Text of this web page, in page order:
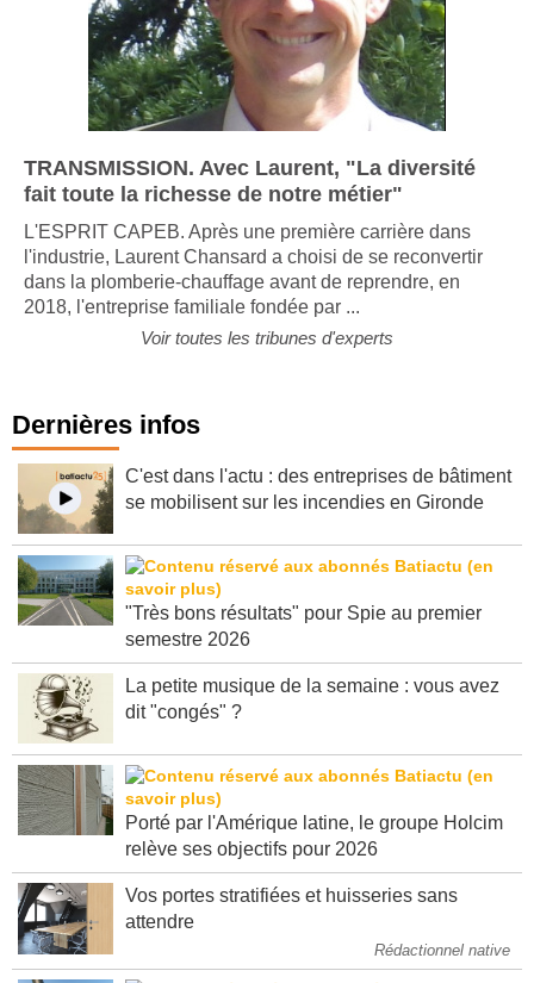
TRANSMISSION. Avec Laurent, "La diversité
fait toute la richesse de notre métier"
L'ESPRIT CAPEB. Après une première carrière dans
l'industrie, Laurent Chansard a choisi de se reconvertir
dans la plomberie-chauffage avant de reprendre, en
2018, l'entreprise familiale fondée par ...
Voir toutes les tribunes d'experts
Dernières infos
C'est dans l'actu : des entreprises de bâtiment
se mobilisent sur les incendies en Gironde
"Très bons résultats" pour Spie au premier
semestre 2026
La petite musique de la semaine : vous avez
dit "congés" ?
Porté par l'Amérique latine, le groupe Holcim
relève ses objectifs pour 2026
Vos portes stratifiées et huisseries sans
attendre
Rédactionnel native